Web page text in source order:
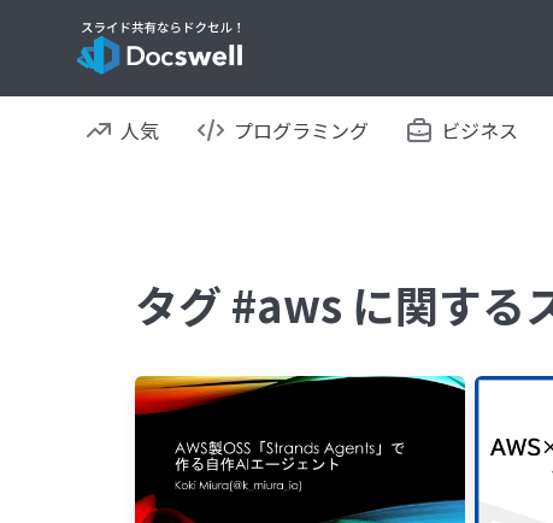
人気 プログラミング ビジネス
タグ #aws に関する